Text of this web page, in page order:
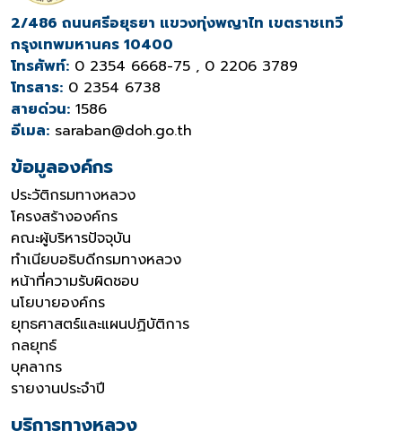
2/486 ถนนศรีอยุธยา แขวงทุ่งพญาไท เขตราชเทวี
กรุงเทพมหานคร 10400
โทรศัพท์: 0 2354 6668-75 , 0 2206 3789
โทรสาร: 0 2354 6738
สายด่วน: 1586
อีเมล: saraban@doh.go.th
ข้อมูลองค์กร
ประวัติกรมทางหลวง
โครงสร้างองค์กร
คณะผู้บริหารปัจจุบัน
ทำเนียบอธิบดีกรมทางหลวง
หน้าที่ความรับผิดชอบ
นโยบายองค์กร
ยุทธศาสตร์และแผนปฏิบัติการ
กลยุทธ์
บุคลากร
รายงานประจำปี
บริการทางหลวง